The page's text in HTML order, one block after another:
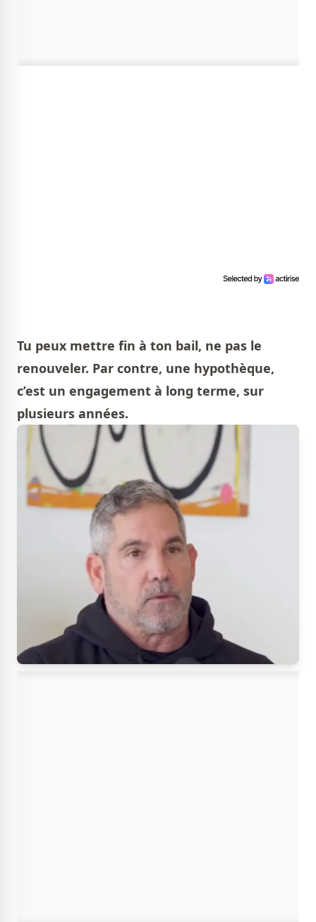
Tu peux mettre fin à ton bail, ne pas le
renouveler. Par contre, une hypothèque,
c’est un engagement à long terme, sur
plusieurs années.